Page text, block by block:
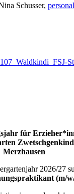
Schusser,
für
Merzhausen
2026/27
(m/